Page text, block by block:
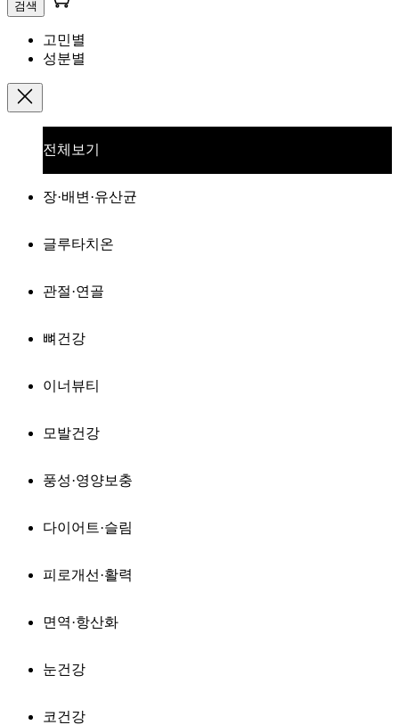
검색
고민별
성분별
전체보기
장·배변·유산균
글루타치온
관절·연골
뼈건강
이너뷰티
모발건강
풍성·영양보충
다이어트·슬림
피로개선·활력
면역·항산화
눈건강
코건강